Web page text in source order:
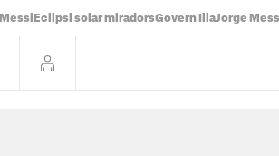
Messi Eclipsi solar miradorsGovern IllaJorge